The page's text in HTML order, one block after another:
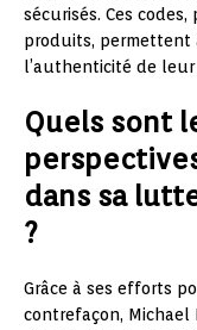
sécurisés. Ces
produits, permettent
l’authenticité de leur
Quels sont
dans sa
?
Grâce à ses efforts
contrefaçon,